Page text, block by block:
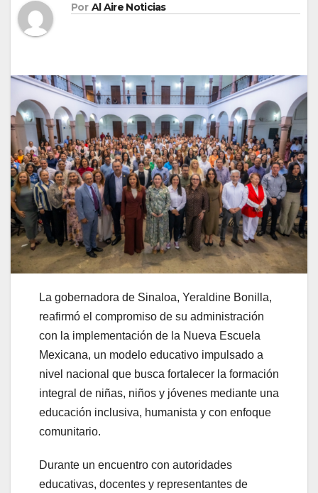
Por Al Aire Noticias
La gobernadora de Sinaloa, Yeraldine Bonilla,
reafirmó el compromiso de su administración
con la implementación de la Nueva Escuela
Mexicana, un modelo educativo impulsado a
nivel nacional que busca fortalecer la formación
integral de niñas, niños y jóvenes mediante una
educación inclusiva, humanista y con enfoque
comunitario.
Durante un encuentro con autoridades
educativas, docentes y representantes de